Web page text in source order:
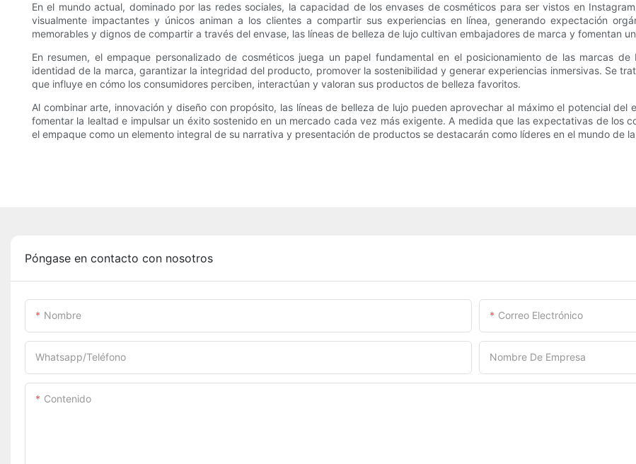
En el mundo actual, dominado por las redes sociales, la capacidad de los envases de cosméticos para ser vistos en
visualmente impactantes y únicos animan a los clientes a compartir sus experiencias en línea, generando expectación
memorables y dignos de compartir a través del envase, las líneas de belleza de lujo cultivan embajadores de marca y fomentan
En resumen, el empaque personalizado de cosméticos juega un papel fundamental en el posicionamiento de las marcas
identidad de la marca, garantizar la integridad del producto, promover la sostenibilidad y generar experiencias inmersivas. Se
que influye en cómo los consumidores perciben, interactúan y valoran sus productos de belleza favoritos.
Al combinar arte, innovación y diseño con propósito, las líneas de belleza de lujo pueden aprovechar al máximo el potencial
fomentar la lealtad e impulsar un éxito sostenido en un mercado cada vez más exigente. A medida que las expectativas de los
el empaque como un elemento integral de su narrativa y presentación de productos se destacarán como líderes en el mundo de
Póngase en contacto con nosotros
Nombre Correo Electrónico
Whatsapp/Teléfono Nombre De Empresa
Contenido